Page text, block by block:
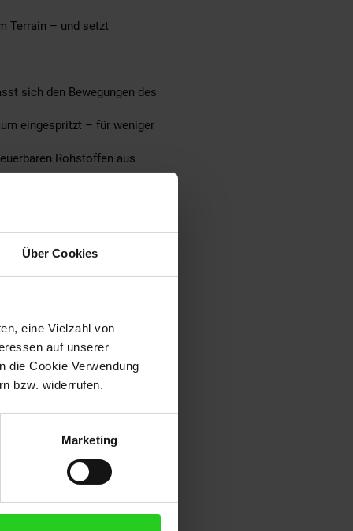
Über Cookies
eine Vielzahl von
auf unserer
die Cookie Verwendung
bzw. widerrufen.
Marketing
Terrain – und setzt
sich den Bewegungen des
eingespritzt – für weniger
Rohstoffen aus
bei jedem Wetter.
und sicher befestigen.